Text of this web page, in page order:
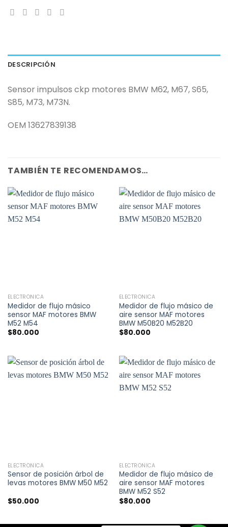
DESCRIPCIÓN
Sensor impulsos ckp motores BMW M62, M67, S65,
S85, M73, M73N.
OEM 13627839138
TAMBIÉN TE RECOMENDAMOS…
ELECTRÓNICA
Medidor de flujo másico
sensor MAF motores BMW
M52 M54
$80.000
ELECTRÓNICA
Medidor de flujo másico de
aire sensor MAF motores
BMW M50B20 M52B20
$80.000
ELECTRÓNICA
Sensor de posición árbol de
levas motores BMW M50 M52
$50.000
ELECTRÓNICA
Medidor de flujo másico de
aire sensor MAF motores
BMW M52 S52
$80.000